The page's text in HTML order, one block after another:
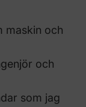
maskin och
och
som jag